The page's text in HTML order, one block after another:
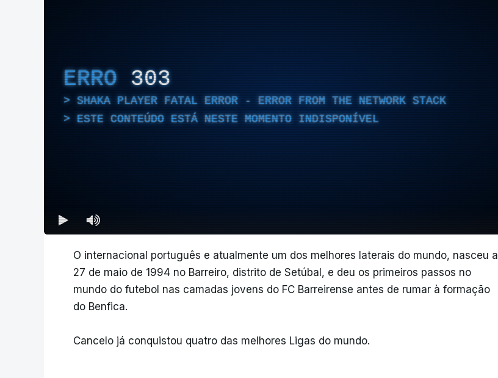
ERRO 303
SHAKA PLAYER FATAL ERROR - ERROR FROM THE NETWORK STACK
ESTE CONTEÚDO ESTÁ NESTE MOMENTO INDISPONÍVEL
O internacional português e atualmente um dos melhores laterais do mundo, nasceu a
27 de maio de 1994 no Barreiro, distrito de Setúbal, e deu os primeiros passos no
mundo do futebol nas camadas jovens do FC Barreirense antes de rumar à formação
do Benfica.
Cancelo já conquistou quatro das melhores Ligas do mundo.